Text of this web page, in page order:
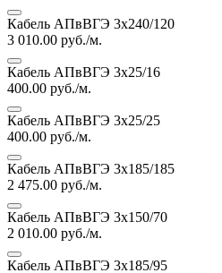
Кабель АПвВГЭ 3х240/120
3 010.00 руб./м.
Кабель АПвВГЭ 3х25/16
400.00 руб./м.
Кабель АПвВГЭ 3х25/25
400.00 руб./м.
Кабель АПвВГЭ 3х185/185
2 475.00 руб./м.
Кабель АПвВГЭ 3х150/70
2 010.00 руб./м.
Кабель АПвВГЭ 3х185/95